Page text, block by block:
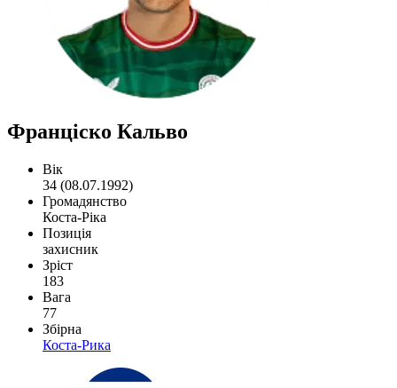
Франціско Кальво
Вік
34 (08.07.1992)
Громадянство
Коста-Ріка
Позиція
захисник
Зріст
183
Вага
77
Збірна
Коста-Рика